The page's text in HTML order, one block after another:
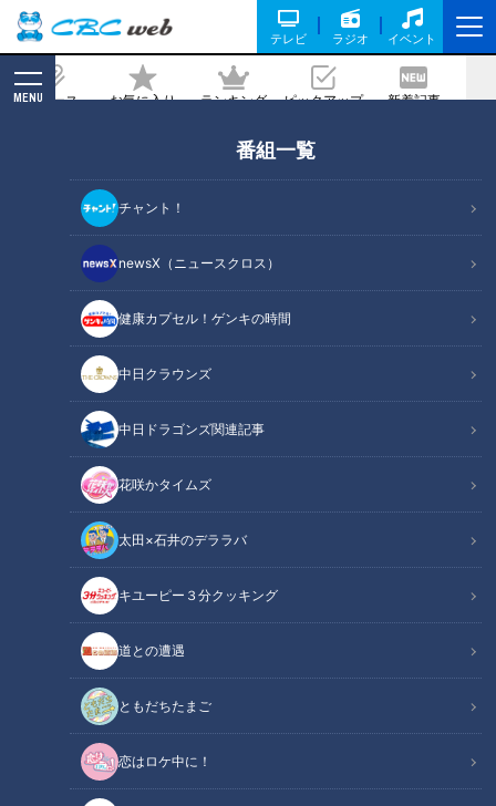
テレビ ラジオ イベント
ニュース お気に入り ランキング ピックアップ 新着記事
MENU
番組一覧
チャント！
newsX（ニュースクロス）
健康カプセル！ゲンキの時間
中日クラウンズ
中日ドラゴンズ関連記事
花咲かタイムズ
太田×石井のデララバ
キユーピー３分クッキング
道との遭遇
ともだちたまご
恋はロケ中に！
の発展に一役買った阪鶴鉄道の歴史とは
記事に戻る
この記事の画像（全5枚）
記事に戻る
この記事を見たあなたへのおすすめ